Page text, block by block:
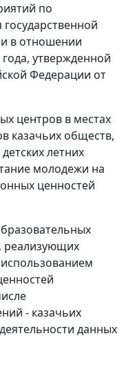
по
в отношении
года, утвержденной
Федерации от
центров в местах
казачьих обществ,
летних
молодежи на
ценностей
реализующих
- казачьих
данных